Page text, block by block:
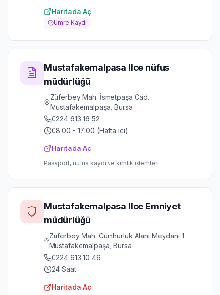
Haritada Aç
Umre Kaydı
Mustafakemalpasa Ilce nüfus
müdürlüğü
Züferbey Mah. İsmetpaşa Cad.
Mustafakemalpaşa, Bursa
0224 613 16 52
08:00 - 17:00 (Hafta ici)
Haritada Aç
Pasaport, nüfus kaydı ve kimlik işlemleri
Mustafakemalpasa Ilce Emniyet
müdürlüğü
Züferbey Mah. Cumhurluk Alanı Meydanı 1
Mustafakemalpaşa, Bursa
0224 613 10 46
24 Saat
Haritada Aç